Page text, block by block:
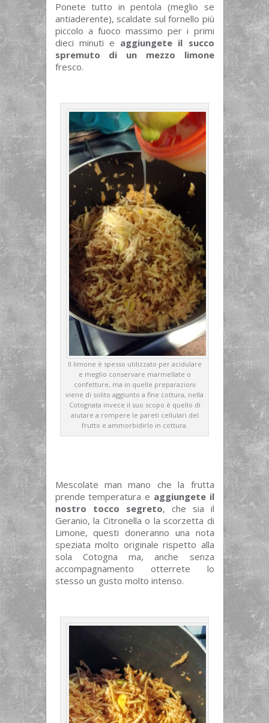
Ponete tutto in pentola (meglio se
antiaderente), scaldate sul fornello più
piccolo a fuoco massimo per i primi
dieci minuti e aggiungete il succo
spremuto di un mezzo limone
fresco.
Il limone è spesso utilizzato per acidulare
e meglio conservare marmellate o
confetture, ma in quelle preparazioni
viene di solito aggiunto a fine cottura, nella
Cotognata invece il suo scopo è quello di
aiutare a rompere le pareti cellulari del
frutto e ammorbidirlo in cottura.
Mescolate man mano che la frutta
prende temperatura e aggiungete il
nostro tocco segreto, che sia il
Geranio, la Citronella o la scorzetta di
Limone, questi doneranno una nota
speziata molto originale rispetto alla
sola Cotogna ma, anche senza
accompagnamento otterrete lo
stesso un gusto molto intenso.